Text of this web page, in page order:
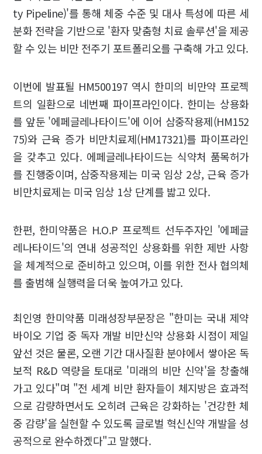
ty Pipeline)'를 통해 체중 수준 및 대사 특성에 따른 세
분화 전략을 기반으로 '환자 맞춤형 치료 솔루션'을 제공
할 수 있는 비만 전주기 포트폴리오를 구축해 가고 있다.
이번에 발표될 HM500197 역시 한미의 비만약 프로젝
트의 일환으로 네번째 파이프라인이다. 한미는 상용화
를 앞둔 '에페글레나타이드'에 이어 삼중작용제(HM152
75)와 근육 증가 비만치료제(HM17321)를 파이프라인
을 갖추고 있다. 에페글레나타이드는 식약처 품목허가
를 진행중이며, 삼중작용제는 미국 임상 2상, 근육 증가
비만치료제는 미국 임상 1상 단계를 밟고 있다.
한편, 한미약품은 H.O.P 프로젝트 선두주자인 '에페글
레나타이드'의 연내 성공적인 상용화를 위한 제반 사항
을 체계적으로 준비하고 있으며, 이를 위한 전사 협의체
를 출범해 실행력을 더욱 높여가고 있다.
최인영 한미약품 미래성장부문장은 "한미는 국내 제약
바이오 기업 중 독자 개발 비만신약 상용화 시점이 제일
앞선 것은 물론, 오랜 기간 대사질환 분야에서 쌓아온 독
보적 R&D 역량을 토대로 '미래의 비만 신약'을 창출해
가고 있다"며 "전 세계 비만 환자들이 체지방은 효과적
으로 감량하면서도 오히려 근육은 강화하는 '건강한 체
중 감량'을 실현할 수 있도록 글로벌 혁신신약 개발을 성
공적으로 완수하겠다"고 말했다.